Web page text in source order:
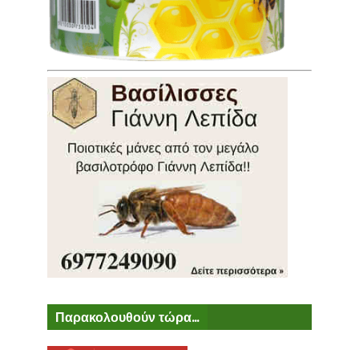
Παρακολουθούν τώρα...